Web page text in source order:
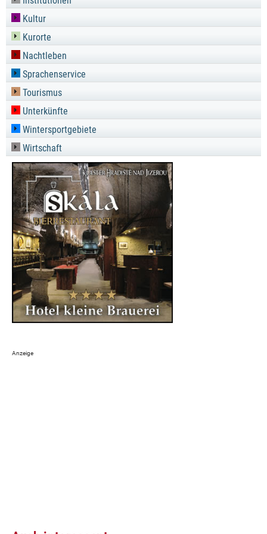
Kultur
Kurorte
Nachtleben
Sprachenservice
Tourismus
Unterkünfte
Wintersportgebiete
Wirtschaft